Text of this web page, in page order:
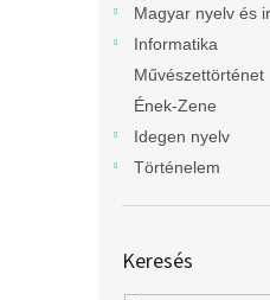
Magyar nyelv és
Informatika
Művészettörténet
Ének-Zene
Idegen nyelv
Történelem
Keresés